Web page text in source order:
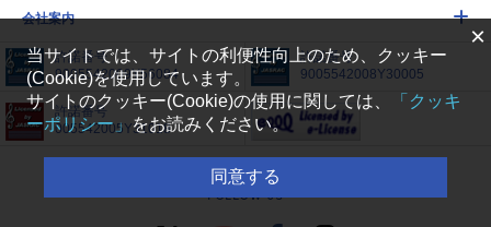
会社案内
許諾番号
9005542009Y56084
許諾番号
9005542008Y30005
許諾番号
005542005Y31018
FOLLOW US
×
当サイトでは、サイトの利便性向上のため、クッキー
(Cookie)を使用しています。
サイトのクッキー(Cookie)の使用に関しては、
「クッキ
ーポリシー」をお読みください。
同意する